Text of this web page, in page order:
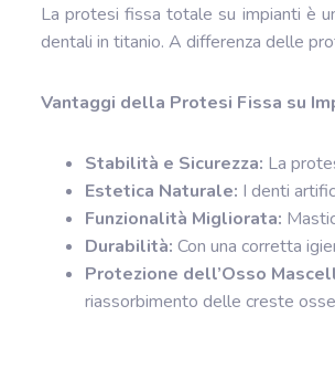
La protesi fissa totale su impianti è
dentali in titanio. A differenza delle
Vantaggi della Protesi Fissa su
Stabilità e Sicurezza: La
Estetica Naturale: I denti
Funzionalità Migliorata:
Durabilità: Con una corretta
Protezione dell’Osso
riassorbimento delle creste